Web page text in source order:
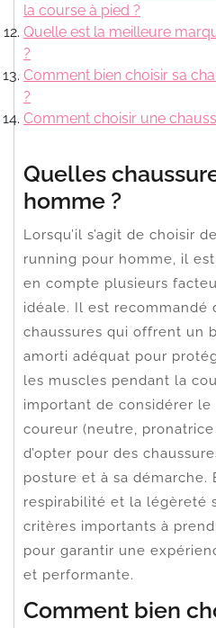
la course à pied ?
Quelle est la meilleure
?
Comment bien choisir sa
?
Comment choisir une
Quelles
homme ?
Lorsqu’il s’agit de choisir
running pour homme, il
en compte plusieurs
idéale. Il est recommandé
chaussures qui offrent un
amorti adéquat pour
les muscles pendant la
important de considérer
coureur (neutre,
d’opter pour des
posture et à sa démarche.
respirabilité et la légèreté
critères importants à
pour garantir une
et performante.
Comment bien